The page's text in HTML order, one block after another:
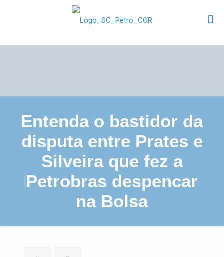
Entenda o bastidor da
disputa entre Prates e
Silveira que fez a
Petrobras despencar
na Bolsa